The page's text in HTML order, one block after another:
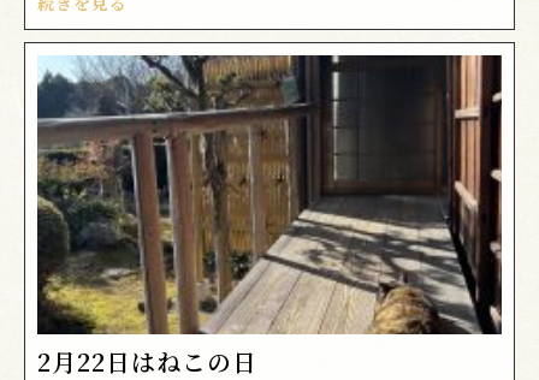
2月22日はねこの日